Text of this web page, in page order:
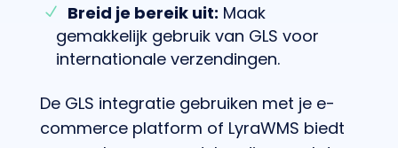
Breid je bereik uit: Maak
gemakkelijk gebruik van GLS voor
internationale verzendingen.
De GLS integratie gebruiken met je e-
commerce platform of LyraWMS biedt